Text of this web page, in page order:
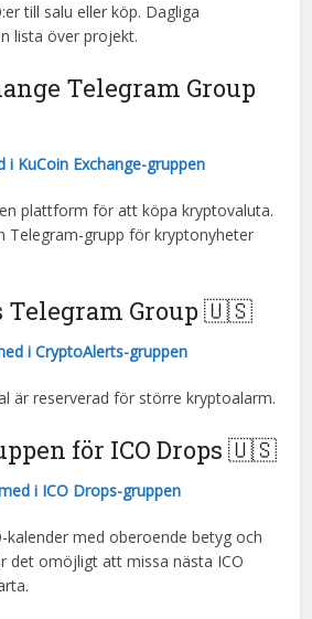
till salu eller köp. Dagliga
lista över projekt.
Telegram Group
i KuCoin Exchange-gruppen
plattform för att köpa kryptovaluta.
Telegram-grupp för kryptonyheter
Telegram Group 🇺🇸
i CryptoAlerts-gruppen
är reserverad för större kryptoalarm.
för ICO Drops 🇺🇸
i ICO Drops-gruppen
kalender med oberoende betyg och
det omöjligt att missa nästa ICO